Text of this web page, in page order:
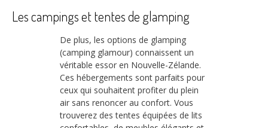
Les campings et tentes de glamping
De plus, les options de glamping
(camping glamour) connaissent un
véritable essor en Nouvelle-Zélande.
Ces hébergements sont parfaits pour
ceux qui souhaitent profiter du plein
air sans renoncer au confort. Vous
trouverez des tentes équipées de lits